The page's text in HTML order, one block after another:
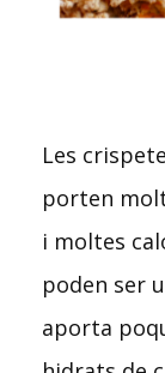
Les
porten
i moltes
poden ser
aporta